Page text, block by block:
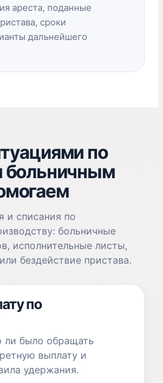
ареста, поданные
сроки
дальнейшего
по
больничным
и списания по
больничные
исполнительные листы,
бездействие пристава.
по
было обращать
выплату и
удержания.